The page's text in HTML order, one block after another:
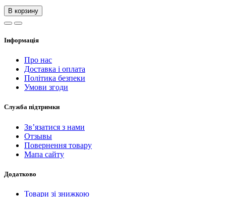
В корзину
Інформація
Про нас
Доставка і оплата
Політика безпеки
Умови згоди
Служба підтримки
Зв’язатися з нами
Отзывы
Повернення товару
Мапа сайту
Додатково
Товари зі знижкою